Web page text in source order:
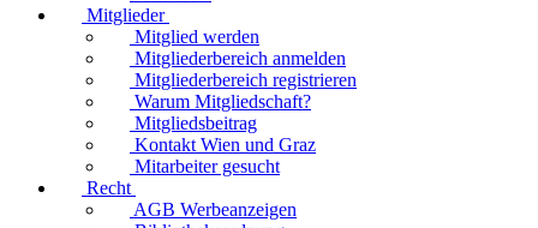
Mitglieder
Mitglied werden
Mitgliederbereich anmelden
Mitgliederbereich registrieren
Warum Mitgliedschaft?
Mitgliedsbeitrag
Kontakt Wien und Graz
Mitarbeiter gesucht
Recht
AGB Werbeanzeigen